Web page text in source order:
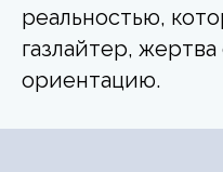
реальностью,
газлайтер,
ориентацию.